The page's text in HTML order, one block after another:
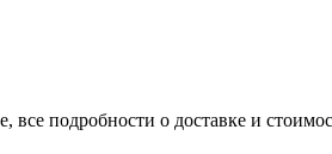
все подробности о доставке и